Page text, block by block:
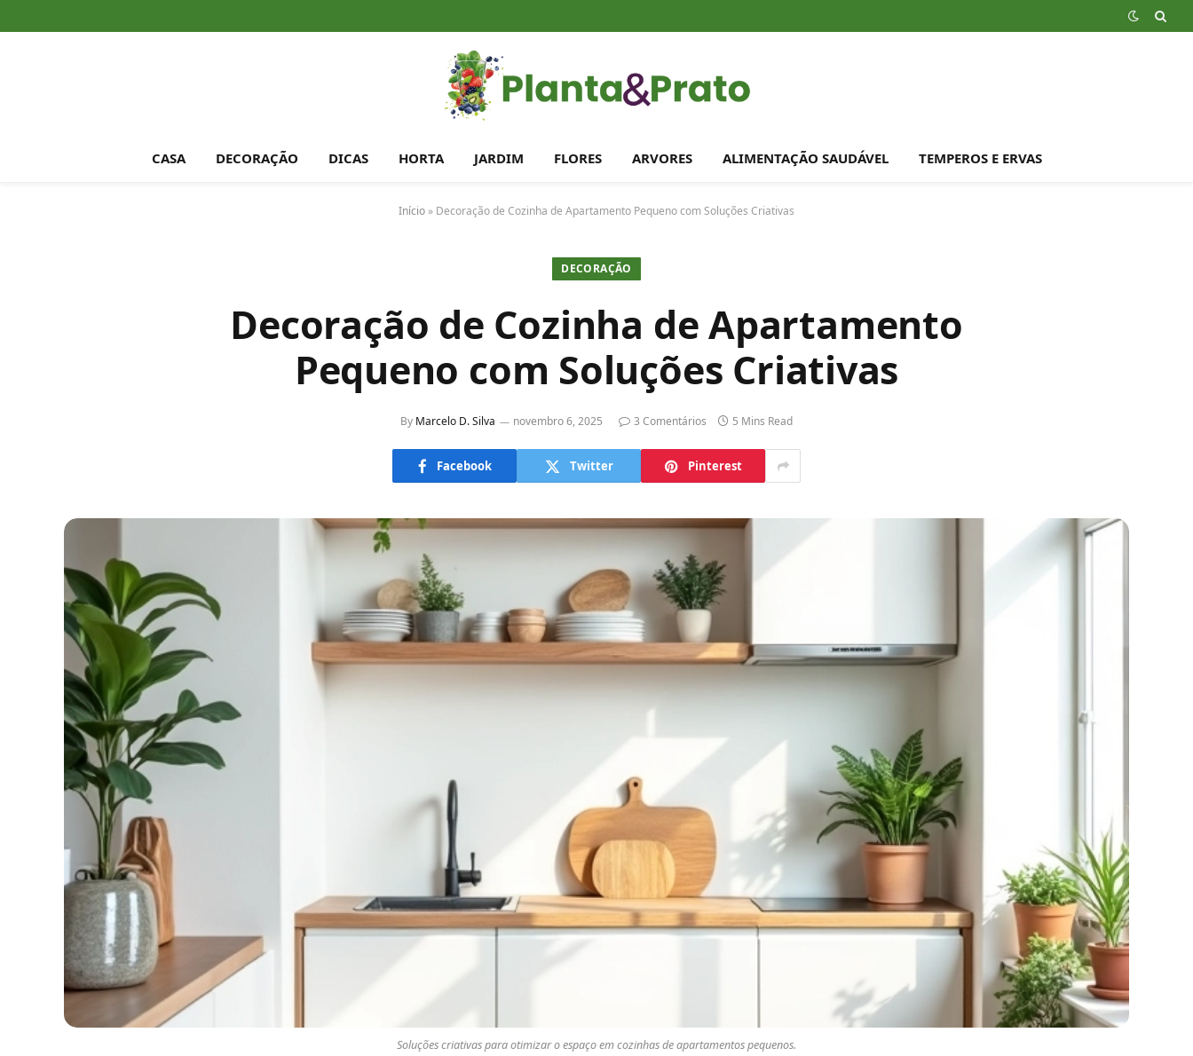
CASA DECORAÇÃO DICAS HORTA JARDIM FLORES ARVORES ALIMENTAÇÃO SAUDÁVEL TEMPEROS E ERVAS
Início » Decoração de Cozinha de Apartamento Pequeno com Soluções Criativas
DECORAÇÃO
Decoração de Cozinha de Apartamento
Pequeno com Soluções Criativas
By Marcelo D. Silva novembro 6, 2025 3 Comentários 5 Mins Read
Facebook Twitter Pinterest
Soluções criativas para otimizar o espaço em cozinhas de apartamentos pequenos.